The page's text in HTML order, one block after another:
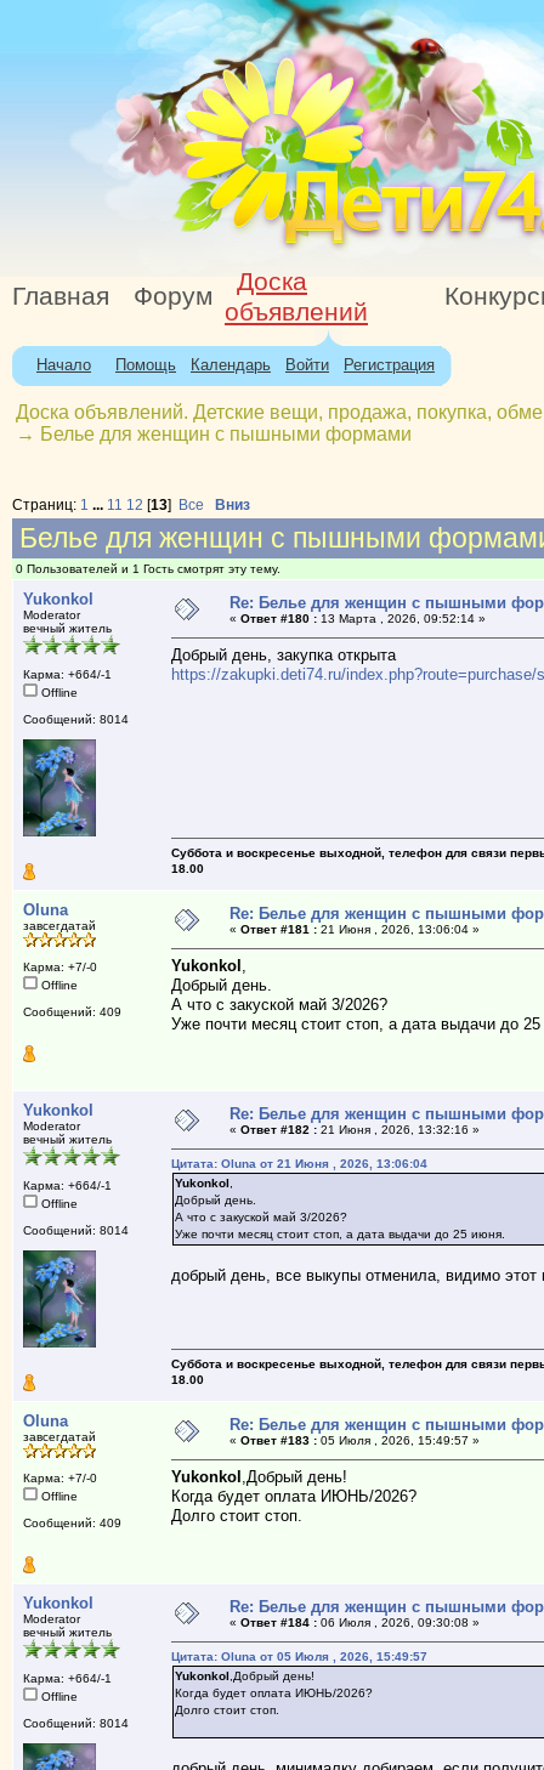
Главная Форум
Доска
объявлений
Начало Помощь Календарь Войти Регистрация
Доска объявлений. Детские вещи, продажа, покупка,
→ Белье для женщин с пышными формами
Страниц: 1 ... 11 12 [13] Все Вниз
Белье для женщин с пышными
0 Пользователей и 1 Гость смотрят эту тему.
Yukonkol
Moderator
вечный житель
Карма: +664/-1
Offline
Сообщений: 8014
Re: Белье для женщин с пышными
« Ответ #180 :13 Марта , 2026, 09:52:14 »
Добрый день, закупка открыта
https://zakupki.deti74.ru/index.php?route=purchase/
Суббота и воскресенье выходной, телефон для связи
18.00
Oluna
завсегдатай
Карма: +7/-0
Offline
Сообщений: 409
Re: Белье для женщин с пышными
« Ответ #181 :21 Июня , 2026, 13:06:04 »
Yukonkol ,
Добрый день.
А что с закуской май 3/2026?
Уже почти месяц стоит стоп, а дата выдачи до
Yukonkol
Moderator
вечный житель
Карма: +664/-1
Offline
Сообщений: 8014
Re: Белье для женщин с пышными
« Ответ #182 :21 Июня , 2026, 13:32:16 »
Цитата: Oluna от 21 Июня , 2026, 13:06:04
Yukonkol
Добрый день.
А что с закуской май 3/2026?
Уже почти месяц стоит стоп, а дата выдачи до 25 июня.
добрый день, все выкупы отменила, видимо этот
Суббота и воскресенье выходной, телефон для связи
18.00
Oluna
завсегдатай
Карма: +7/-0
Offline
Сообщений: 409
Re: Белье для женщин с пышными
« Ответ #183 :05 Июля , 2026, 15:49:57 »
Yukonkol ,Добрый день!
Когда будет оплата ИЮНЬ/2026?
Долго стоит стоп.
Yukonkol
Moderator
вечный житель
Карма: +664/-1
Offline
Сообщений: 8014
Re: Белье для женщин с пышными
« Ответ #184 :06 Июля , 2026, 09:30:08 »
Цитата: Oluna от 05 Июля , 2026, 15:49:57
Yukonkol ,Добрый день!
Когда будет оплата ИЮНЬ/2026?
Долго стоит стоп.